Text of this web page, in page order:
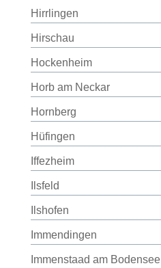
Hirrlingen
Hirschau
Hockenheim
Horb am Neckar
Hornberg
Hüfingen
Iffezheim
Ilsfeld
Ilshofen
Immendingen
Immenstaad am Bodensee